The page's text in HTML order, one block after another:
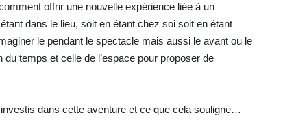
offrir une nouvelle expérience liée à un
dans le lieu, soit en étant chez soi soit en étant
le pendant le spectacle mais aussi le avant ou le
temps et celle de l’espace pour proposer de
dans cette aventure et ce que cela souligne…